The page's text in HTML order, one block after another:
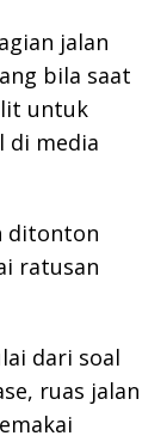
jalan
bila saat
untuk
di media
ditonton
ratusan
dari soal
ruas jalan